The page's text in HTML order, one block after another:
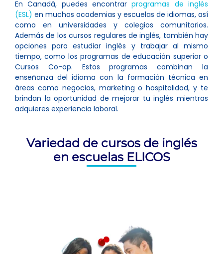
En Canadá, puedes encontrarprogramas de inglés
(ESL) en muchas academias y escuelas de idiomas, así
como en universidades y colegios comunitarios.
Además de los cursos regulares de inglés, también hay
opciones para estudiar inglés y trabajar al mismo
tiempo, como los programas de educación superior o
Cursos Co-op. Estos programas combinan la
enseñanza del idioma con la formación técnica en
áreas como negocios, marketing o hospitalidad, y te
brindan la oportunidad de mejorar tu inglés mientras
adquieres experiencia laboral.
Variedad de cursos de inglés
en escuelas ELICOS